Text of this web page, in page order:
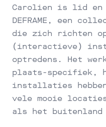
Carolien is lid en
DEFRAME, een
die zich richten
(interactieve)
optredens. Het
plaats-specifiek,
installaties
vele mooie
als het buitenland